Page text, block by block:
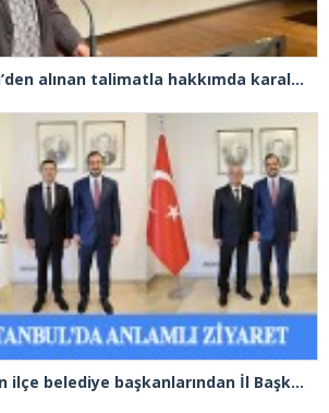
Şadi Yazıcı, “Silivri’den alınan talimatla hakkımda karalama kampanyası yürütülüyor”
AK Parti’ye katılan ilçe belediye başkanlarından İl Başkanı Özdemir’e ziyaret